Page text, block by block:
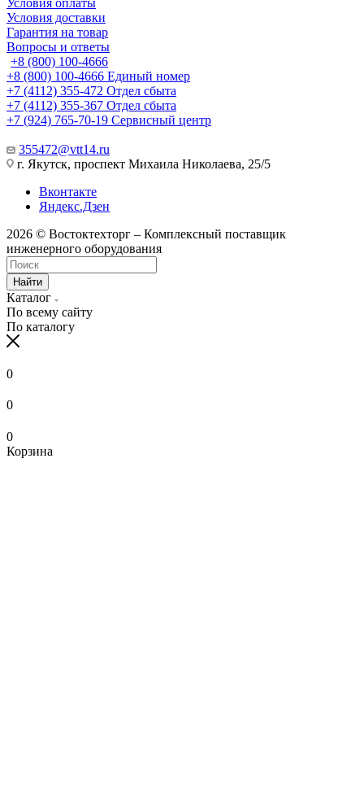
Условия доставки
Гарантия на товар
Вопросы и ответы
+8 (800) 100-4666
+8 (800) 100-4666 Единый номер
+7 (4112) 355-472 Отдел сбыта
+7 (4112) 355-367 Отдел сбыта
+7 (924) 765-70-19 Сервисный центр
355472@vtt14.ru
г. Якутск, проспект Михаила Николаева, 25/5
Вконтакте
Яндекс.Дзен
2026 © Востоктехторг – Комплексный поставщик
инженерного оборудования
Найти
Каталог
По всему сайту
По каталогу
0
0
0
Корзина